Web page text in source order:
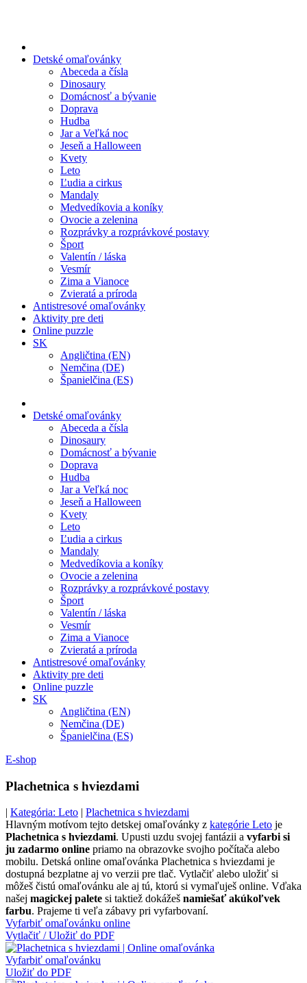
Detské omaľovánky
Abeceda a čísla
Dinosaury
Domácnosť a bývanie
Doprava
Hudba
Jar a Veľká noc
Jeseň a Halloween
Kvety
Leto
Ľudia a cirkus
Mandaly
Medvedíkovia a koníky
Ovocie a zelenina
Rozprávky a rozprávkové postavy
Šport
Valentín / láska
Vesmír
Zima a Vianoce
Zvieratá a príroda
Antistresové omaľovánky
Aktivity pre deti
Online puzzle
SK
Angličtina (EN)
Nemčina (DE)
Španielčina (ES)
Detské omaľovánky
Abeceda a čísla
Dinosaury
Domácnosť a bývanie
Doprava
Hudba
Jar a Veľká noc
Jeseň a Halloween
Kvety
Leto
Ľudia a cirkus
Mandaly
Medvedíkovia a koníky
Ovocie a zelenina
Rozprávky a rozprávkové postavy
Šport
Valentín / láska
Vesmír
Zima a Vianoce
Zvieratá a príroda
Antistresové omaľovánky
Aktivity pre deti
Online puzzle
SK
Angličtina (EN)
Nemčina (DE)
Španielčina (ES)
E-shop
Plachetnica s hviezdami
| Kategória: Leto | Plachetnica s hviezdami
Hlavným motívom tejto detskej omaľovánky z kategórie Leto je
Plachetnica s hviezdami. Upusti uzdu svojej fantázii a vyfarbi si
ju zadarmo online priamo na obrazovke svojho počítača alebo
mobilu. Detská online omaľovánka Plachetnica s hviezdami je
dostupná bezplatne aj vo verzii pre tlač. Vytlačiť alebo uložiť si
môžeš čistú omaľovánku ale aj tú, ktorú si vymaľuješ online. Vďaka
našej magickej palete si taktiež dokážeš namiešať akúkoľvek
farbu. Prajeme ti veľa zábavy pri vyfarbovaní.
Vyfarbiť omaľovánku online
Vytlačiť / Uložiť do PDF
Vyfarbiť omaľovánku
Uložiť do PDF